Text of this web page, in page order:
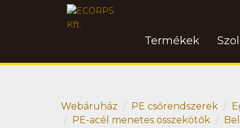
Termékek
Webáruház PE csőrendszerek
PE-acél menetes összekötők